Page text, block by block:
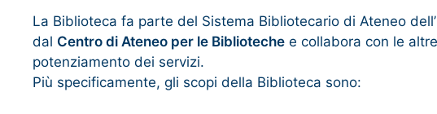
La Biblioteca fa parte del Sistema Bibliotecario di Ateneo
dal Centro di Ateneo per le Biblioteche e collabora con le
potenziamento dei servizi.
Più specificamente, gli scopi della Biblioteca sono: